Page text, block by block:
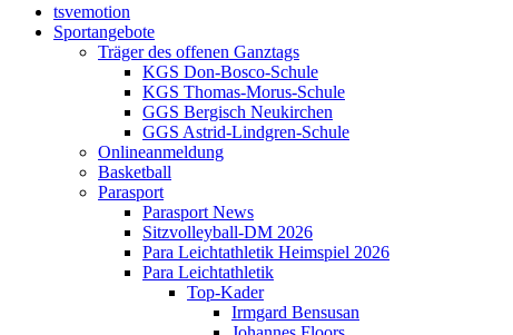
tsvemotion
Sportangebote
Träger des offenen Ganztags
KGS Don-Bosco-Schule
KGS Thomas-Morus-Schule
GGS Bergisch Neukirchen
GGS Astrid-Lindgren-Schule
Onlineanmeldung
Basketball
Parasport
Parasport News
Sitzvolleyball-DM 2026
Para Leichtathletik Heimspiel 2026
Para Leichtathletik
Top-Kader
Irmgard Bensusan